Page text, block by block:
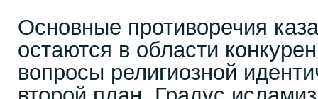
Основные противоречия
остаются в области
вопросы религиозной